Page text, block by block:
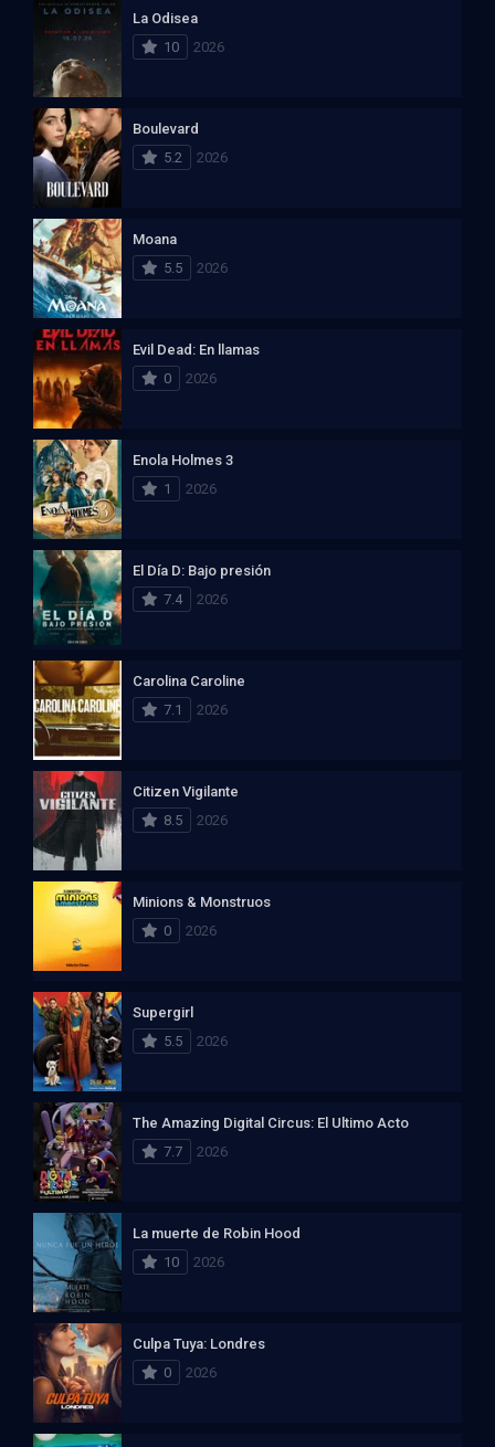
La Odisea
10
2026
Boulevard
5.2
2026
Moana
5.5
2026
Evil Dead: En llamas
0
2026
Enola Holmes 3
1
2026
El Día D: Bajo presión
7.4
2026
Carolina Caroline
7.1
2026
Citizen Vigilante
8.5
2026
Minions & Monstruos
0
2026
Supergirl
5.5
2026
The Amazing Digital Circus: El Ultimo Acto
7.7
2026
La muerte de Robin Hood
10
2026
Culpa Tuya: Londres
0
2026